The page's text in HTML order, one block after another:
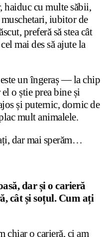
haiduc cu multe săbii,
iubitor de
preferă să stea cât
mai des să ajute la
un îngeraș — la chip
o știe prea bine și
și puternic, dornic de
mult animalele.
dar mai sperăm…
dar și o carieră
cât și soțul. Cum ați
chiar o carieră, ci am